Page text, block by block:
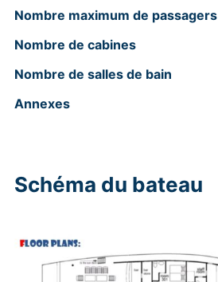
Nombre maximum de passagers
Nombre de cabines
Nombre de salles de bain
Annexes
Schéma du bateau